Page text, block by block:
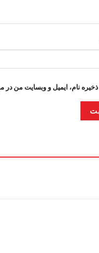
ذخیره نام، ایمیل و وبسایت من در